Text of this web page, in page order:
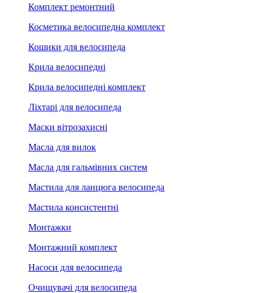
Комплект ремонтний
Косметика велосипедна комплект
Кошики для велосипеда
Крила велосипедні
Крила велосипедні комплект
Ліхтарі для велосипеда
Маски вітрозахисні
Масла для вилок
Масла для гальмівних систем
Мастила для ланцюга велосипеда
Мастила консистентні
Монтажки
Монтажний комплект
Насоси для велосипеда
Очищувачі для велосипеда